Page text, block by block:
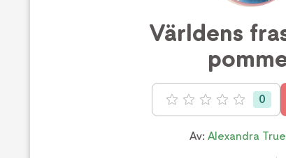
Världens
Betyg: 0 av 5 0
Av: Alexandra